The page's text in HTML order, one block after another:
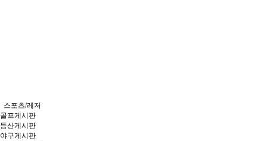
스포츠/레저
골프게시판
등산게시판
야구게시판